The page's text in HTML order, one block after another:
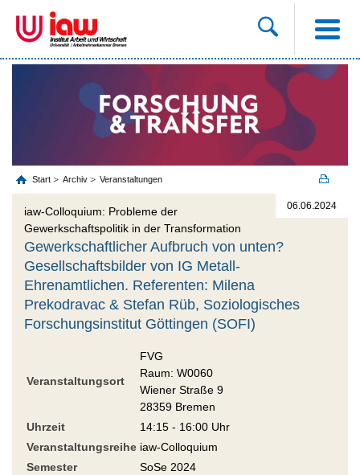
Start Archiv Veranstaltungen
06.06.2024
iaw-Colloquium: Probleme der
Gewerkschaftspolitik in der Transformation
Gewerkschaftlicher Aufbruch von unten?
Gesellschaftsbilder von IG Metall-
Ehrenamtlichen. Referenten: Milena
Prekodravac & Stefan Rüb, Soziologisches
Forschungsinstitut Göttingen (SOFI)
Veranstaltungsort
FVG
Raum: W0060
Wiener Straße 9
28359 Bremen
Uhrzeit
14:15 - 16:00 Uhr
Veranstaltungsreihe iaw-Colloquium
Semester
SoSe 2024